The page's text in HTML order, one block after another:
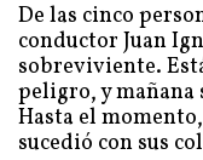
De las cinco
conductor Juan
sobreviviente.
peligro, y
Hasta el
sucedió con sus